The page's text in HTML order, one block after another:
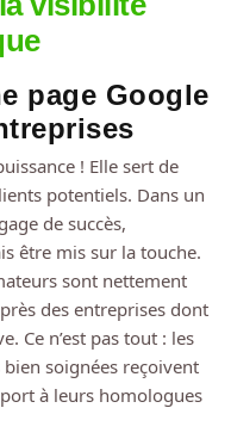
page Google
! Elle sert de
potentiels. Dans un
de succès,
être mis sur la touche.
sont nettement
des entreprises dont
Ce n’est pas tout : les
soignées reçoivent
à leurs homologues